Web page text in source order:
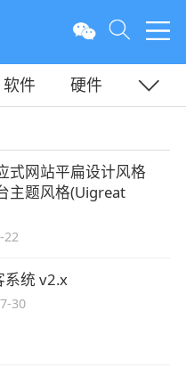
软件
硬件
式网站平扁设计风格
主题风格(Uigreat
22
统 v2.x
30